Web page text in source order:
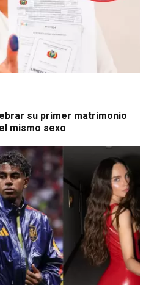
su primer matrimonio
mismo sexo